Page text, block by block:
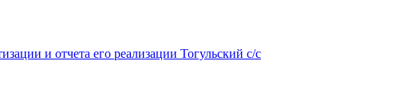
и отчета его реализации Тогульский с/с